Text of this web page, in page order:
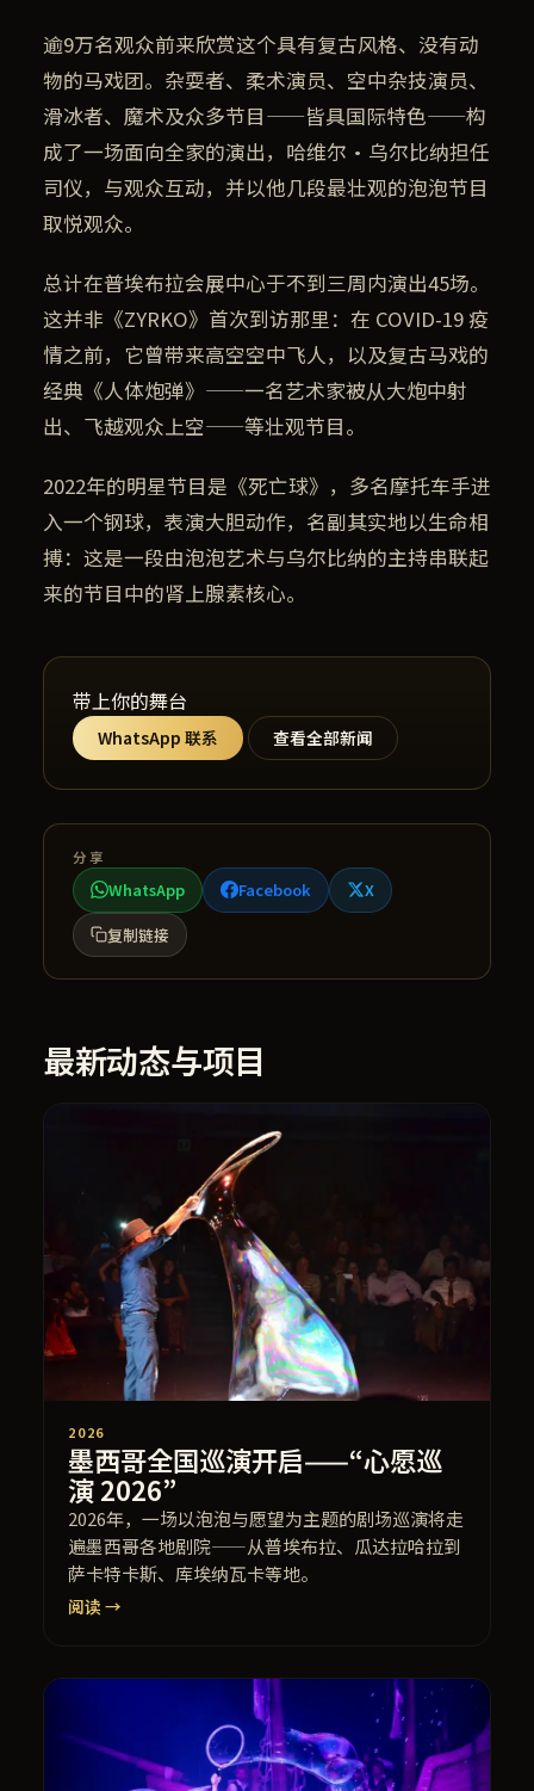
逾9万名观众前来欣赏这个具有复古风格、没有动
物的马戏团。杂耍者、柔术演员、空中杂技演员、
滑冰者、魔术及众多节目——皆具国际特色——构
成了一场面向全家的演出，哈维尔·乌尔比纳担任
司仪，与观众互动，并以他几段最壮观的泡泡节目
取悦观众。
总计在普埃布拉会展中心于不到三周内演出45场。
这并非《ZYRKO》首次到访那里：在 COVID-19 疫
情之前，它曾带来高空空中飞人，以及复古马戏的
经典《人体炮弹》——一名艺术家被从大炮中射
出、飞越观众上空——等壮观节目。
2022年的明星节目是《死亡球》，多名摩托车手进
入一个钢球，表演大胆动作，名副其实地以生命相
搏：这是一段由泡泡艺术与乌尔比纳的主持串联起
来的节目中的肾上腺素核心。
带上你的舞台
WhatsApp 联系 查看全部新闻
分享
WhatsApp Facebook
X
复制链接
最新动态与项目
2026
墨西哥全国巡演开启——“心愿巡
演 2026”
2026年，一场以泡泡与愿望为主题的剧场巡演将走
遍墨西哥各地剧院——从普埃布拉、瓜达拉哈拉到
萨卡特卡斯、库埃纳瓦卡等地。
阅读 →